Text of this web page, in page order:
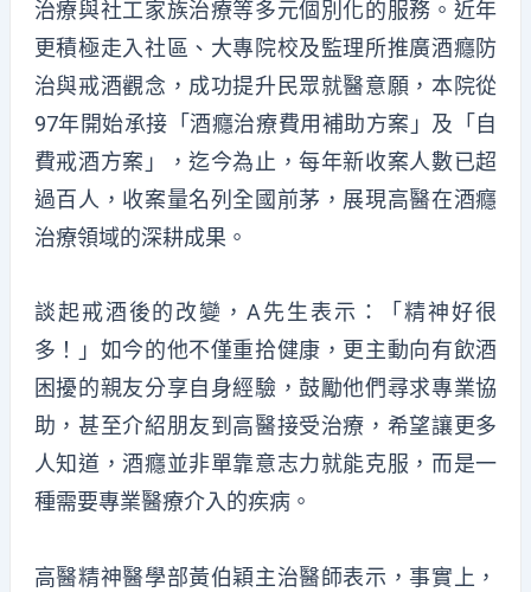
治療與社工家族治療等多元個別化的服務。近年
更積極走入社區、大專院校及監理所推廣酒癮防
治與戒酒觀念，成功提升民眾就醫意願，本院從
97年開始承接「酒癮治療費用補助方案」及「自
費戒酒方案」，迄今為止，每年新收案人數已超
過百人，收案量名列全國前茅，展現高醫在酒癮
治療領域的深耕成果。
談起戒酒後的改變，A先生表示：「精神好很
多！」如今的他不僅重拾健康，更主動向有飲酒
困擾的親友分享自身經驗，鼓勵他們尋求專業協
助，甚至介紹朋友到高醫接受治療，希望讓更多
人知道，酒癮並非單靠意志力就能克服，而是一
種需要專業醫療介入的疾病。
高醫精神醫學部黃伯穎主治醫師表示，事實上，